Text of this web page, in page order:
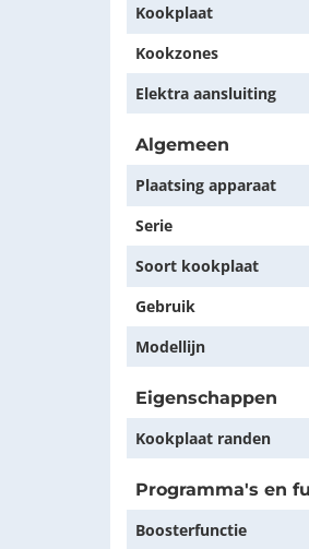
Kookplaat
Kookzones
Elektra aansluiting
Algemeen
Plaatsing apparaat
Serie
Soort kookplaat
Gebruik
Modellijn
Eigenschappen
Kookplaat randen
Programma's en
Boosterfunctie